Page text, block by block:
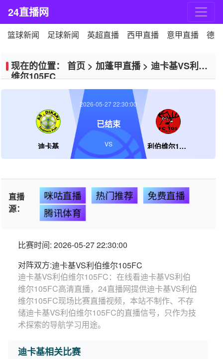
24直播网
篮球新闻 足球新闻 英超直播 西甲直播 意甲直播 德
现在的位置： 首页 > 加蓬甲直播> 迪卡基VS利伯
维尔105FC
迪卡基 利伯维尔105FC
2026-05-27 22:30:00
已结束
VS
直播
源：
咪咕直播 热门推荐
免费直播
腾讯体育
比赛时间: 2026-05-27 22:30:00
对阵双方:迪卡基VS利伯维尔105FC
迪卡基VS利伯维尔105FC：在线看迪卡基VS利伯
维尔105FC高清直播，24直播网提供迪卡基VS利伯
维尔105FC现场比赛直播视频，本站不制作、不存
储迪卡基VS利伯维尔105FC的直播信号，只作为技
术探索的导航学习用途。
迪卡基相关比赛